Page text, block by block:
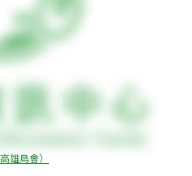
雄鳥會）